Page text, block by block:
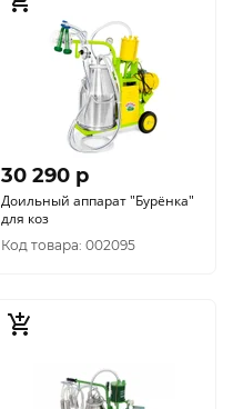
30 290 p
Доильный аппарат "Бурёнка"
для коз
Код товара: 002095